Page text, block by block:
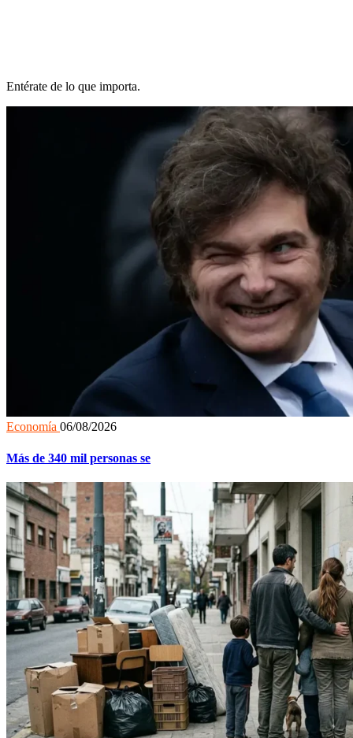
Entérate de lo que importa.
Economía 06/08/2026
Más de 340 mil personas se